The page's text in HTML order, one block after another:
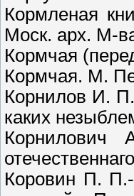
Кормленая
Моск. арх. М-
Кормчая
Кормчая. М.
Корнилов И.
каких
Корнилович
Коровин П.